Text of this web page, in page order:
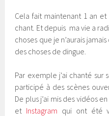
Cela fait maintenant 1 an
chant. Et depuis ma vie a
choses que je n’aurais
des choses de dingue.
Par exemple j’ai chanté sur
participé à des scènes
De plus j’ai mis des vidéos
et Instagram qui ont été